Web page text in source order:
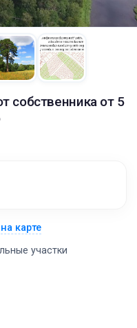
собственника от 5
на карте
участки